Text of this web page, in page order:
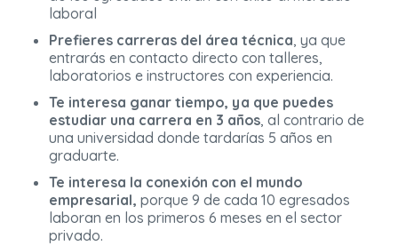
laboral
Prefieres carreras del área técnica, ya que
entrarás en contacto directo con talleres,
laboratorios e instructores con experiencia.
Te interesa ganar tiempo, ya que puedes
estudiar una carrera en 3 años, al contrario de
una universidad donde tardarías 5 años en
graduarte.
Te interesa la conexión con el mundo
empresarial, porque 9 de cada 10 egresados
laboran en los primeros 6 meses en el sector
privado.